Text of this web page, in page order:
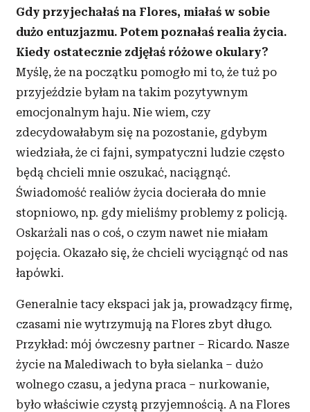
Gdy przyjechałaś na Flores, miałaś w sobie
dużo entuzjazmu. Potem poznałaś realia życia.
Kiedy ostatecznie zdjęłaś różowe okulary?
Myślę, że na początku pomogło mi to, że tuż po
przyjeździe byłam na takim pozytywnym
emocjonalnym haju. Nie wiem, czy
zdecydowałabym się na pozostanie, gdybym
wiedziała, że ci fajni, sympatyczni ludzie często
będą chcieli mnie oszukać, naciągnąć.
Świadomość realiów życia docierała do mnie
stopniowo, np. gdy mieliśmy problemy z policją.
Oskarżali nas o coś, o czym nawet nie miałam
pojęcia. Okazało się, że chcieli wyciągnąć od nas
łapówki.
Generalnie tacy ekspaci jak ja, prowadzący firmę,
czasami nie wytrzymują na Flores zbyt długo.
Przykład: mój ówczesny partner – Ricardo. Nasze
życie na Malediwach to była sielanka – dużo
wolnego czasu, a jedyna praca – nurkowanie,
było właściwie czystą przyjemnością. A na Flores